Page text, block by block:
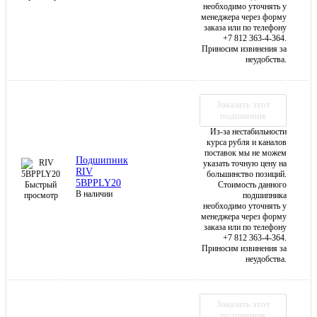
необходимо уточнять у
менеджера через форму
заказа или по телефону
+7 812 363-4-364.
Приносим извинения за
неудобства.
Быстрый
просмотр
Подшипник
RIV
5BPPLY20
В наличии
Заказать этот
подшипник
Из-за нестабильности
курса рубля и каналов
поставок мы не можем
указать точную цену на
большинство позиций.
Стоимость данного
подшипника
необходимо уточнять у
менеджера через форму
заказа или по телефону
+7 812 363-4-364.
Приносим извинения за
неудобства.
Заказать этот